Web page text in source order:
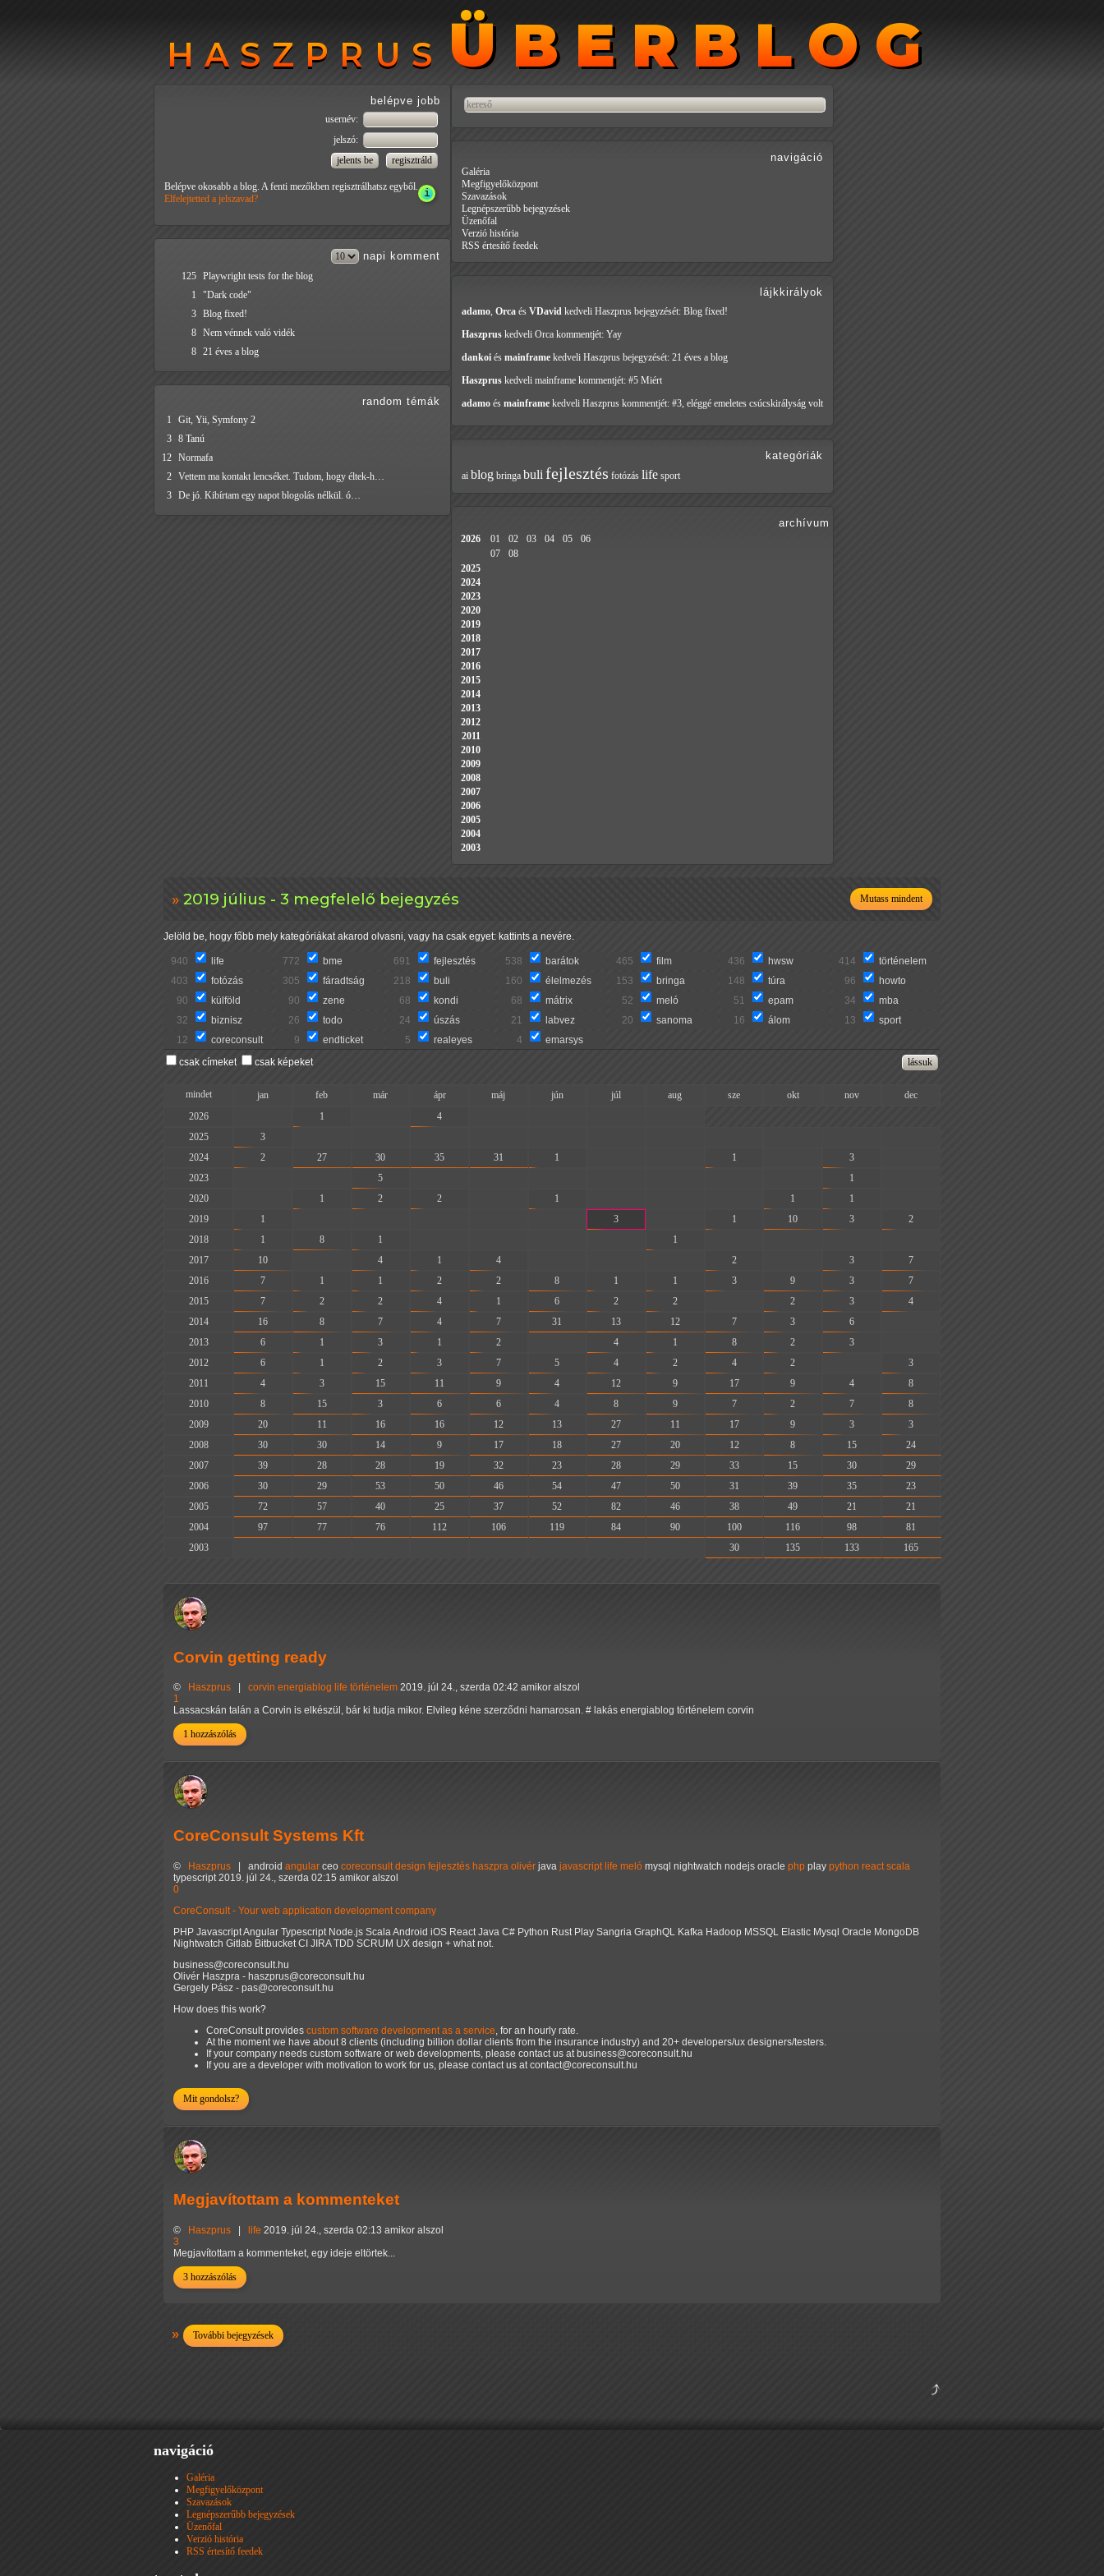
HASZPRUS ÜBERBLOG
HASZPRUS ÜBERBLOG
2019 július - 3 megfelelő bejegyzés Mutass mindent
Jelöld be, hogy főbb mely kategóriákat akarod olvasni, vagy ha csak egyet: kattints a nevére.
940 life 772 bme 691 fejlesztés 538 barátok 465 film 436 hwsw 414
történelem
403
fotózás 305 fáradtság 218 buli 160 élelmezés 153 bringa 148 túra 96
howto
90
külföld 90 zene 68 kondi 68 mátrix 52 meló 51 epam 34
mba
32
biznisz 26 todo 24 úszás 21 labvez 20 sanoma 16 álom 13
sport
12
coreconsult 9 endticket 5 realeyes 4
emarsys
csak címeket
csak képeket
mindet jan feb már ápr máj jún júl aug sze okt nov
dec
2026
1 4
2025
3
2024
2 27 30 35 31 1 1 3
2023
5 1
2020
1 2 2 1 1 1
2019
1 3 1 10 3
2
2018
1 8 1 1
2017
10 4 1 4 2 3
7
2016
7 1 1 2 2 8 1 1 3 9 3
7
2015
7 2 2 4 1 6 2 2 2 3
4
2014
16 8 7 4 7 31 13 12 7 3 6
2013
6 1 3 1 2 4 1 8 2 3
2012
6 1 2 3 7 5 4 2 4 2
3
2011
4 3 15 11 9 4 12 9 17 9 4
8
2010
8 15 3 6 6 4 8 9 7 2 7
8
2009
20 11 16 16 12 13 27 11 17 9 3
3
2008
30 30 14 9 17 18 27 20 12 8 15
24
2007
39 28 28 19 32 23 28 29 33 15 30
29
2006
30 29 53 50 46 54 47 50 31 39 35
23
2005
72 57 40 25 37 52 82 46 38 49 21
21
2004
97 77 76 112 106 119 84 90 100 116 98
81
2003
30 135 133 165
Corvin getting ready
© Haszprus corvin energiablog life történelem 2019. júl 24., szerda 02:42 amikor alszol
1
Lassacskán talán a Corvin is elkészül, bár ki tudja mikor. Elvileg kéne szerződni hamarosan. # lakás energiablog történelem corvin
1 hozzászólás
CoreConsult Systems Kft
© Haszprus | android angular ceo coreconsult design fejlesztés haszpra olivér java javascript life meló mysql nightwatch nodejs oracle php play python react scala
typescript 2019. júl 24., szerda 02:15 amikor alszol
0
CoreConsult - Your web application development company
PHP Javascript Angular Typescript Node.js Scala Android iOS React Java C# Python Rust Play Sangria GraphQL Kafka Hadoop MSSQL Elastic Mysql Oracle MongoDB
Nightwatch Gitlab Bitbucket CI JIRA TDD SCRUM UX design + what not.
business@coreconsult.hu
Olivér Haszpra - haszprus@coreconsult.hu
Gergely Pász - pas@coreconsult.hu
How does this work?
CoreConsult provides custom software development as a service , for an hourly rate.
At the moment we have about 8 clients (including billion dollar clients from the insurance industry) and 20+ developers/ux designers/testers.
If your company needs custom software or web developments, please contact us at business@coreconsult.hu
If you are a developer with motivation to work for us, please contact us at contact@coreconsult.hu
Mit gondolsz?
Megjavítottam a kommenteket
© Haszprus life 2019. júl 24., szerda 02:13 amikor alszol
3
Megjavítottam a kommenteket, egy ideje eltörtek...
3 hozzászólás
További bejegyzések
belépve jobb
usernév:
jelszó:
Belépve okosabb a blog. A fenti mezőkben regisztrálhatsz egyből.
Elfelejtetted a jelszavad?
napi komment
125 Playwright tests for the blog
1
"Dark code"
3 Blog fixed!
8 Nem vénnek való vidék
8 21 éves a blog
random témák
1
Git, Yii, Symfony 2
3 8 Tanú
12 Normafa
2 Vettem ma kontakt lencséket. Tudom, hogy éltek-h…
3 De jó. Kibírtam egy napot blogolás nélkül. ó…
navigáció
Galéria
Megfigyelőközpont
Szavazások
Legnépszerűbb bejegyzések
Üzenőfal
Verzió história
RSS értesítő feedek
lájkkirályok
adamo, Orca és VDavid kedveli Haszprus bejegyzését: Blog fixed!
Haszprus kedveli Orca kommentjét: Yay
dankoi és mainframe kedveli Haszprus bejegyzését: 21 éves a blog
Haszprus kedveli mainframe kommentjét: #5 Miért
adamo és mainframe kedveli Haszprus kommentjét: #3, eléggé emeletes csúcskirályság volt
kategóriák
ai blog bringa buli fejlesztés fotózás life sport
archívum
2026 01 02 03 04 05
06
07
08
2025
2024
2023
2020
2019
2018
2017
2016
2015
2014
2013
2012
2011
2010
2009
2008
2007
2006
2005
2004
2003
navigáció
Galéria
Megfigyelőközpont
Szavazások
Legnépszerűbb bejegyzések
Üzenőfal
Verzió história
RSS értesítő feedek